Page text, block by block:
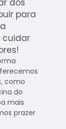
dos
para
cuidar
como
do
mais
prazer